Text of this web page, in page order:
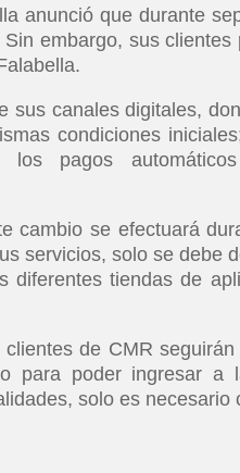
anunció que durante
embargo, sus
sus canales digitales,
condiciones
los pagos
cambio se efectuará
servicios, solo se debe
diferentes tiendas de
de CMR
para poder ingresar
solo es